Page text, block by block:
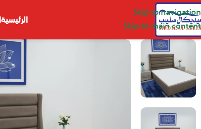
Skip to navigation
Skip to main content
الرئيسية